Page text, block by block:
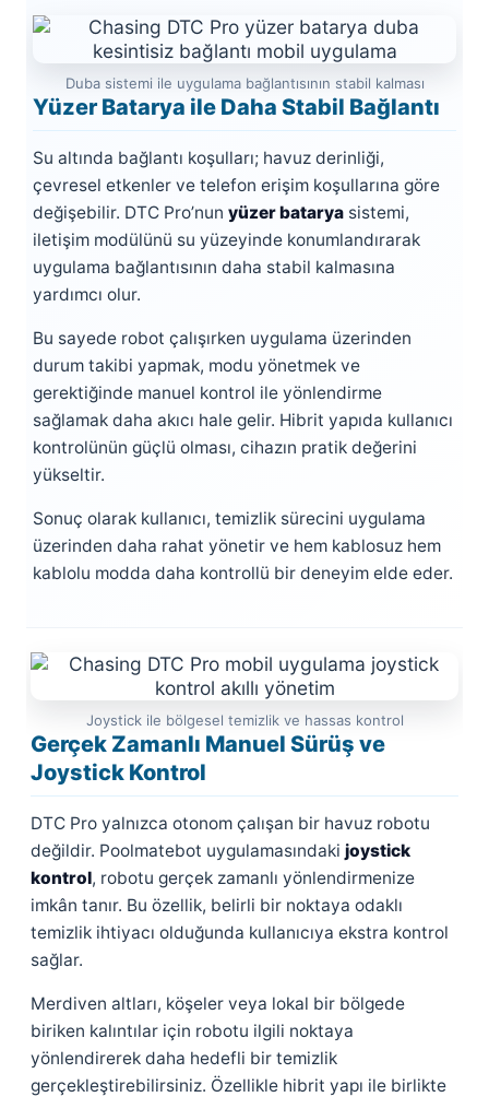
Yüzer Batarya ile Daha Stabil Bağlantı
Su altında bağlantı koşulları; havuz derinliği,
çevresel etkenler ve telefon erişim koşullarına göre
değişebilir. DTC Pro’nun yüzer batarya sistemi,
iletişim modülünü su yüzeyinde konumlandırarak
uygulama bağlantısının daha stabil kalmasına
yardımcı olur.
Bu sayede robot çalışırken uygulama üzerinden
durum takibi yapmak, modu yönetmek ve
gerektiğinde manuel kontrol ile yönlendirme
sağlamak daha akıcı hale gelir. Hibrit yapıda kullanıcı
kontrolünün güçlü olması, cihazın pratik değerini
yükseltir.
Sonuç olarak kullanıcı, temizlik sürecini uygulama
üzerinden daha rahat yönetir ve hem kablosuz hem
kablolu modda daha kontrollü bir deneyim elde eder.
Duba sistemi ile uygulama bağlantısının stabil kalması
Gerçek Zamanlı Manuel Sürüş ve
Joystick Kontrol
DTC Pro yalnızca otonom çalışan bir havuz robotu
değildir. Poolmatebot uygulamasındaki joystick
kontrol, robotu gerçek zamanlı yönlendirmenize
imkân tanır. Bu özellik, belirli bir noktaya odaklı
temizlik ihtiyacı olduğunda kullanıcıya ekstra kontrol
sağlar.
Merdiven altları, köşeler veya lokal bir bölgede
biriken kalıntılar için robotu ilgili noktaya
yönlendirerek daha hedefli bir temizlik
gerçekleştirebilirsiniz. Özellikle hibrit yapı ile birlikte
Joystick ile bölgesel temizlik ve hassas kontrol